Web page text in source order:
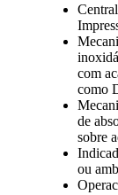
com
como
de
sobre
ou